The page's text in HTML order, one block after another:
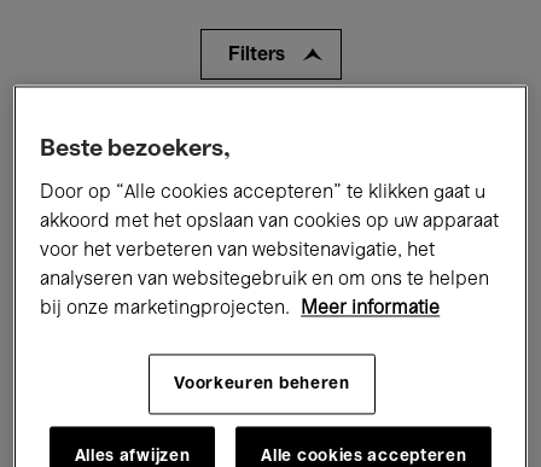
Filters
Tentoonstellingen Films
Performances Lezingen & Debatten
Jazz Klassieke Muziek Global Music
Elektronische Muziek
Voor iedereen Kids’ Palace
Beste bezoekers,
Door op “Alle cookies accepteren” te klikken gaat u
akkoord met het opslaan van cookies op uw apparaat
voor het verbeteren van websitenavigatie, het
analyseren van websitegebruik en om ons te helpen
bij onze marketingprojecten.
Meer informatie
Voorkeuren beheren
Alles afwijzen Alle cookies accepteren